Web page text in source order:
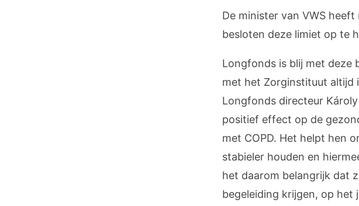
De minister van VWS
besloten deze limiet op te
Longfonds is blij met deze
met het Zorginstituut altijd
Longfonds directeur
positief effect op de
met COPD. Het helpt hen
stabieler houden en
het daarom belangrijk dat
begeleiding krijgen, op het